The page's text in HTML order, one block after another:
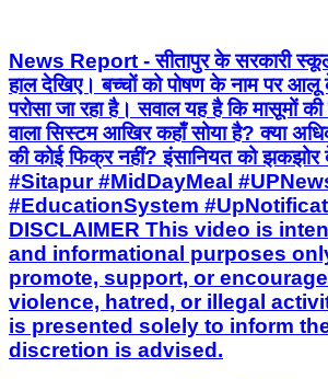
News Report - सीतापुर के सरकारी
हाल देखिए। बच्चों को पोषण के नाम पर आलू
परोसा जा रहा है। सवाल यह है कि मासूमों
वाला सिस्टम आखिर कहाँ सोया है? क्या
की कोई फिक्र नहीं? इंसानियत को झकझोर देने
#Sitapur #MidDayMeal
#EducationSystem
DISCLAIMER This video is
and informational purposes
promote, support, or
violence, hatred, or illegal
is presented solely to inform
discretion is advised.